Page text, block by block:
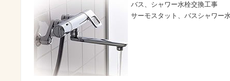
バス、シャワー水栓交換工事
サーモスタット、バスシャワー